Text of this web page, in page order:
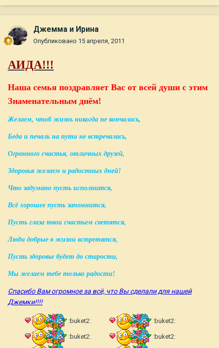
Джемма и Ирина
Опубликовано 15 апреля, 2011
АИДА!!!
Наша семья поздравляет Вас от всей души с этим
Знаменательным днём!
Желаем, чтоб жизнь никогда не кончалась,
Беда и печаль на пути не встречалась,
Огромного счастья, отличных друзей,
Здоровья желаем и радостных дней!
Что задумано пусть исполнится,
Всё хорошее пусть запомнится,
Пусть глаза твои счастьем светятся,
Люди добрые в жизни встретятся,
Пусть здоровье будет до старости,
Мы желаем тебе только радости!
Спасибо Вам огромное за всё, что Вы сделали для нашей
Джемки!!!!
:buket2: :buket2:
:buket2: :buket2: